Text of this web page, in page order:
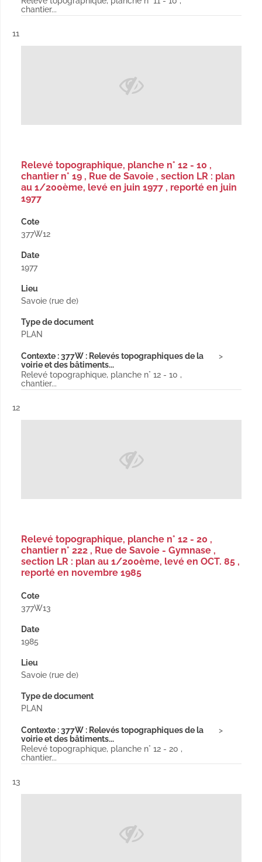
chantier...
Résultat n°
11
Relevé topographique, planche n° 12 - 10 ,
chantier n° 19 , Rue de Savoie , section LR : plan
au 1/200ème, levé en juin 1977 , reporté en juin
1977
Cote
377W12
Date
1977
Lieu
Savoie (rue de)
Type de document
PLAN
Contexte : 377W : Relevés topographiques de la
voirie et des bâtiments...
Relevé topographique, planche n° 12 - 10 ,
chantier...
Résultat n°
12
Relevé topographique, planche n° 12 - 20 ,
chantier n° 222 , Rue de Savoie - Gymnase ,
section LR : plan au 1/200ème, levé en OCT. 85 ,
reporté en novembre 1985
Cote
377W13
Date
1985
Lieu
Savoie (rue de)
Type de document
PLAN
Contexte : 377W : Relevés topographiques de la
voirie et des bâtiments...
Relevé topographique, planche n° 12 - 20 ,
chantier...
Résultat n°
13